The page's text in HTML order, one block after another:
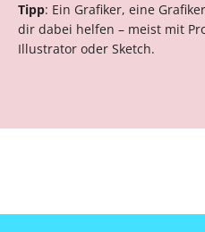
Tipp: Ein Grafiker, eine
dir dabei helfen – meist mit
Illustrator oder Sketch.